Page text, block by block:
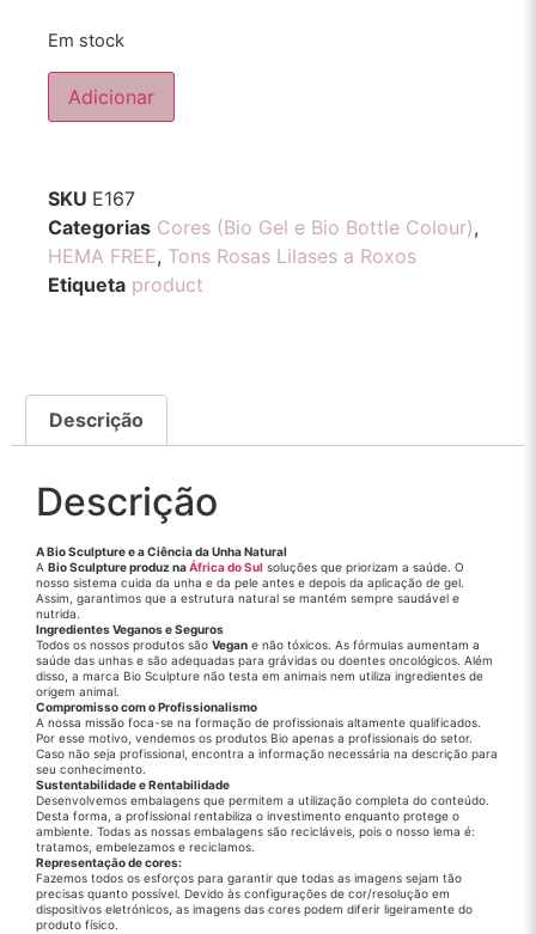
Em stock
Adicionar
SKU E167
Categorias Cores (Bio Gel e Bio Bottle Colour),
HEMA FREE, Tons Rosas Lilases a Roxos
Etiqueta product
Descrição
Descrição
A Bio Sculpture e a Ciência da Unha Natural
A Bio Sculpture produz naÁfrica do Sul soluções que priorizam a saúde. O
nosso sistema cuida da unha e da pele antes e depois da aplicação de gel.
Assim, garantimos que a estrutura natural se mantém sempre saudável e
nutrida.
Ingredientes Veganos e Seguros
Todos os nossos produtos são Vegan e não tóxicos. As fórmulas aumentam a
saúde das unhas e são adequadas para grávidas ou doentes oncológicos. Além
disso, a marca Bio Sculpture não testa em animais nem utiliza ingredientes de
origem animal.
Compromisso com o Profissionalismo
A nossa missão foca-se na formação de profissionais altamente qualificados.
Por esse motivo, vendemos os produtos Bio apenas a profissionais do setor.
Caso não seja profissional, encontra a informação necessária na descrição para
seu conhecimento.
Sustentabilidade e Rentabilidade
Desenvolvemos embalagens que permitem a utilização completa do conteúdo.
Desta forma, a profissional rentabiliza o investimento enquanto protege o
ambiente. Todas as nossas embalagens são recicláveis, pois o nosso lema é:
tratamos, embelezamos e reciclamos.
Representação de cores:
Fazemos todos os esforços para garantir que todas as imagens sejam tão
precisas quanto possível. Devido às configurações de cor/resolução em
dispositivos eletrónicos, as imagens das cores podem diferir ligeiramente do
produto físico.